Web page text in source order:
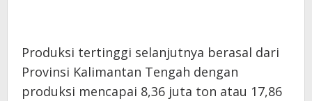
Produksi tertinggi selanjutnya berasal dari
Provinsi Kalimantan Tengah dengan
produksi mencapai 8,36 juta ton atau 17,86